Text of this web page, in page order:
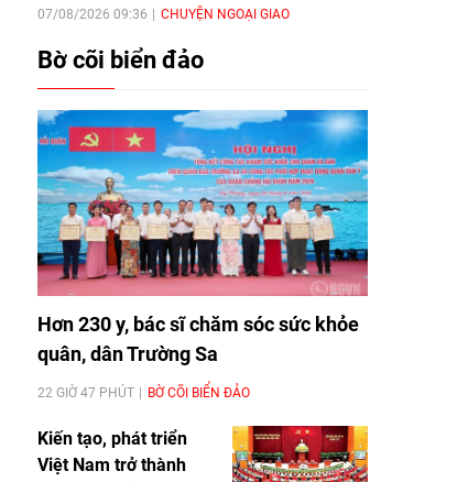
07/08/2026 09:36 CHUYỆN NGOẠI GIAO
Bờ cõi biển đảo
Hơn 230 y, bác sĩ chăm sóc sức khỏe
quân, dân Trường Sa
22 GIỜ 47 PHÚT BỜ CÕI BIỂN ĐẢO
Kiến tạo, phát triển
Việt Nam trở thành